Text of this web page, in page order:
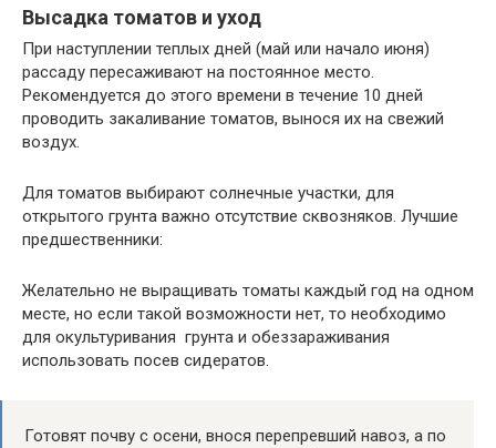
Высадка томатов и уход
При наступлении теплых дней (май или начало июня)
рассаду пересаживают на постоянное место.
Рекомендуется до этого времени в течение 10 дней
проводить закаливание томатов, вынося их на свежий
воздух.
Для томатов выбирают солнечные участки, для
открытого грунта важно отсутствие сквозняков. Лучшие
предшественники:
Желательно не выращивать томаты каждый год на одном
месте, но если такой возможности нет, то необходимо
для окультуривания грунта и обеззараживания
использовать посев сидератов.
Готовят почву с осени, внося перепревший навоз, а по